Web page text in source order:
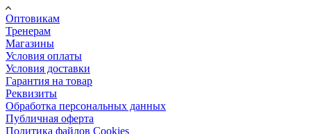
Оптовикам
Тренерам
Магазины
Условия оплаты
Условия доставки
Гарантия на товар
Реквизиты
Обработка персональных данных
Публичная оферта
Политика файлов Cookies